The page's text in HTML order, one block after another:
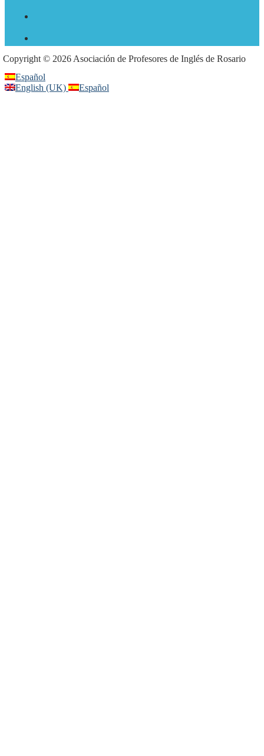
Copyright © 2026 Asociación de Profesores de Inglés de Rosario
Español
English (UK)
Español